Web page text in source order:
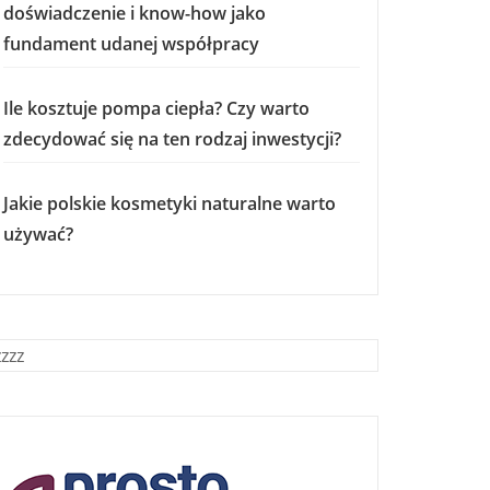
doświadczenie i know-how jako
fundament udanej współpracy
Ile kosztuje pompa ciepła? Czy warto
zdecydować się na ten rodzaj inwestycji?
Jakie polskie kosmetyki naturalne warto
używać?